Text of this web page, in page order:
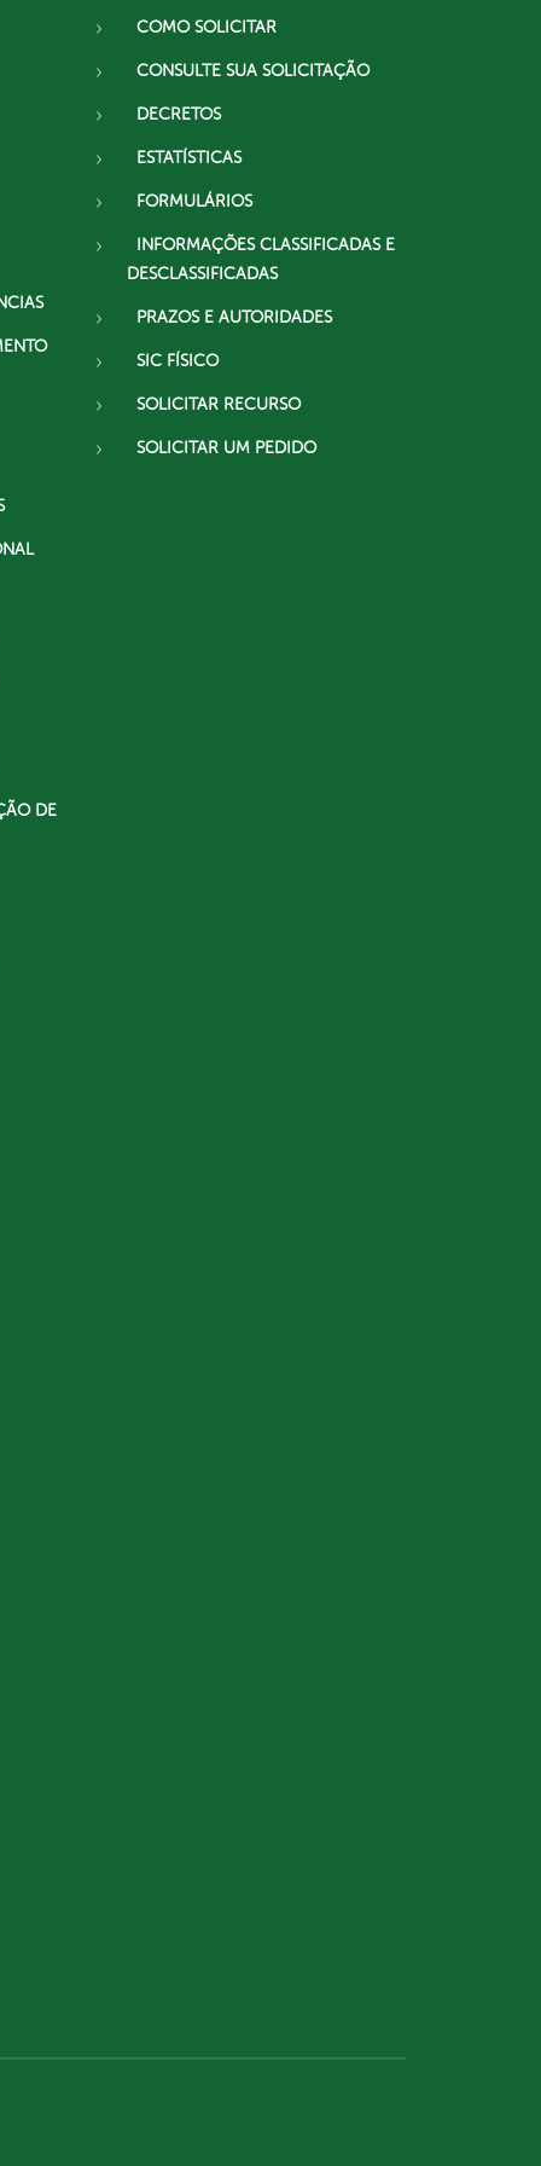
DE
COMO SOLICITAR
CONSULTE SUA SOLICITAÇÃO
DECRETOS
ESTATÍSTICAS
FORMULÁRIOS
INFORMAÇÕES CLASSIFICADAS E
DESCLASSIFICADAS
PRAZOS E AUTORIDADES
SIC FÍSICO
SOLICITAR RECURSO
SOLICITAR UM PEDIDO